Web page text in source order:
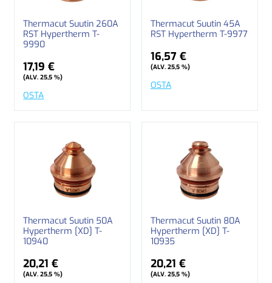
Thermacut Suutin 260A
RST Hypertherm T-
9990
17,19 €
(ALV. 25,5 %)
OSTA
Thermacut Suutin 45A
RST Hypertherm T-9977
16,57 €
(ALV. 25,5 %)
OSTA
Thermacut Suutin 50A
Hypertherm [XD] T-
10940
20,21 €
(ALV. 25,5 %)
Thermacut Suutin 80A
Hypertherm [XD] T-
10935
20,21 €
(ALV. 25,5 %)